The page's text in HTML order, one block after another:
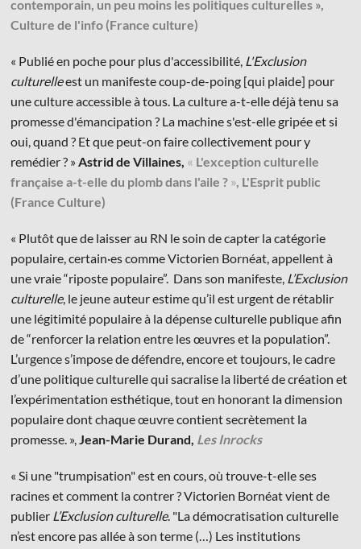
contemporain, un peu moins les politiques culturelles »,
Culture de l'info (France culture)
« Publié en poche pour plus d'accessibilité, L'Exclusion
culturelleest un manifeste coup-de-poing [qui plaide] pour
une culture accessible à tous. La culture a-t-elle déjà tenu sa
promesse d'émancipation ? La machine s'est-elle gripée et si
oui, quand ? Et que peut-on faire collectivement pour y
remédier ? »Astrid de Villaines, « L'exception culturelle
française a-t-elle du plomb dans l'aile ? », L'Esprit public
(France Culture)
« Plutôt que de laisser au RN le soin de capter la catégorie
populaire, certain·es comme Victorien Bornéat, appellent à
une vraie “riposte populaire”. Dans son manifeste, L’Exclusion
culturelle, le jeune auteur estime qu’il est urgent de rétablir
une légitimité populaire à la dépense culturelle publique afin
de “renforcer la relation entre les œuvres et la population”.
L’urgence s’impose de défendre, encore et toujours, le cadre
d’une politique culturelle qui sacralise la liberté de création et
l’expérimentation esthétique, tout en honorant la dimension
populaire dont chaque œuvre contient secrètement la
promesse. »,Jean-Marie Durand, Les Inrocks
« Si une "trumpisation" est en cours, où trouve-t-elle ses
racines et comment la contrer ? Victorien Bornéat vient de
publier L’Exclusion culturelle. "La démocratisation culturelle
n’est encore pas allée à son terme (…) Les institutions